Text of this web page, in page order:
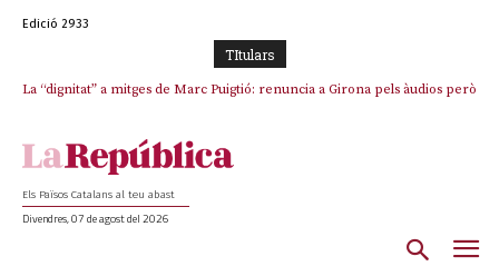
Edició 2933
TItulars
La “dignitat” a mitges de Marc Puigtió: renuncia a Girona pels àudios però
Els Països Catalans al teu abast
Divendres, 07 de agost del 2026